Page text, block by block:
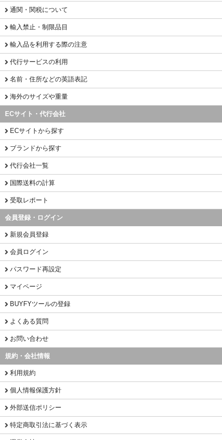
通関・関税について
輸入禁止・制限品目
輸入品を利用する際の注意
代行サービスの利用
名前・住所などの英語表記
海外のサイズや重量
ECサイト・代行会社
ECサイトから探す
ブランドから探す
代行会社一覧
国際送料の計算
受取レポート
会員登録・ログイン
新規会員登録
会員ログイン
パスワード再設定
マイページ
BUYFYツールの登録
よくある質問
お問い合わせ
規約・会社情報
利用規約
個人情報保護方針
外部送信ポリシー
特定商取引法に基づく表示